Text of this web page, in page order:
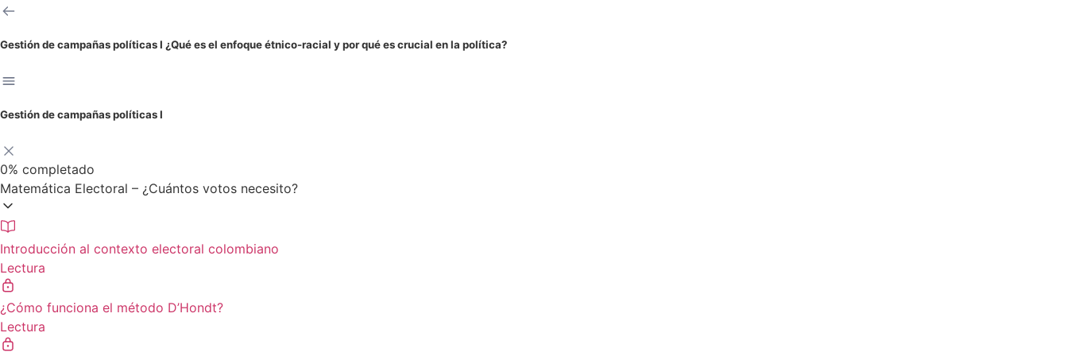
Gestión de campañas políticas I ¿Qué es el enfoque étnico-racial y por qué es crucial en la política?
Gestión de campañas políticas I
0% completado
Matemática Electoral – ¿Cuántos votos necesito?
Introducción al contexto electoral colombiano
Lectura
¿Cómo funciona el método D’Hondt?
Lectura